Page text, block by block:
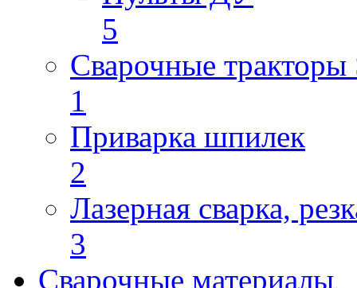
5
Сварочные тракторы
1
Приварка шпилек
2
Лазерная сварка,
3
Сварочные материалы